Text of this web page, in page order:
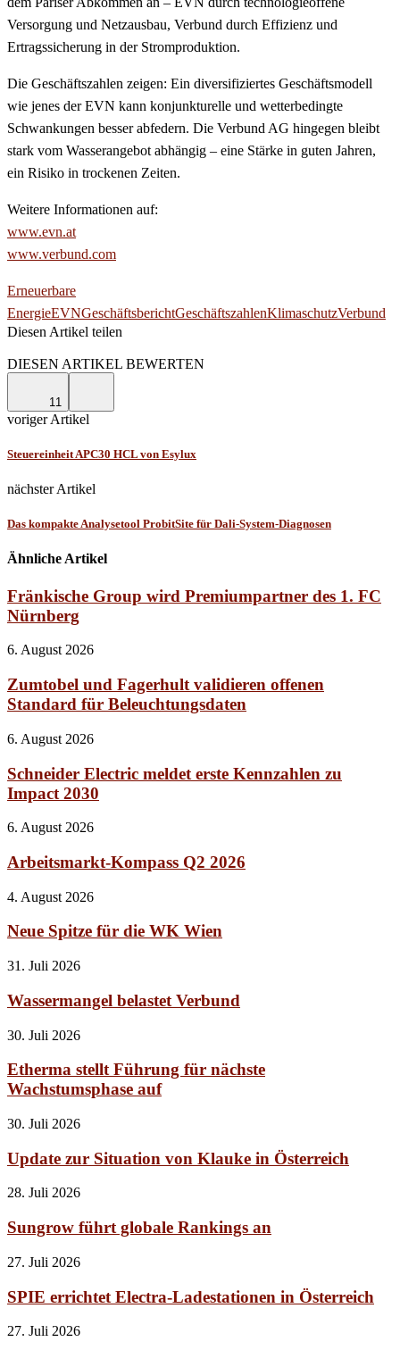
Versorgung und Netzausbau, Verbund durch Effizienz und
Ertragssicherung in der Stromproduktion.
Die Geschäftszahlen zeigen: Ein diversifiziertes Geschäftsmodell
wie jenes der EVN kann konjunkturelle und wetterbedingte
Schwankungen besser abfedern. Die Verbund AG hingegen bleibt
stark vom Wasserangebot abhängig – eine Stärke in guten Jahren,
ein Risiko in trockenen Zeiten.
Weitere Informationen auf:
www.evn.at
www.verbund.com
Erneuerbare
EnergieEVNGeschäftsberichtGeschäftszahlenKlimaschutzVerbund
Diesen Artikel teilen
DIESEN ARTIKEL BEWERTEN
11
voriger Artikel
Steuereinheit APC30 HCL von Esylux
nächster Artikel
Das kompakte Analysetool ProbitSite für Dali-System-Diagnosen
Ähnliche Artikel
Fränkische Group wird Premiumpartner des 1. FC
Nürnberg
6. August 2026
Zumtobel und Fagerhult validieren offenen
Standard für Beleuchtungsdaten
6. August 2026
Schneider Electric meldet erste Kennzahlen zu
Impact 2030
6. August 2026
Arbeitsmarkt-Kompass Q2 2026
4. August 2026
Neue Spitze für die WK Wien
31. Juli 2026
Wassermangel belastet Verbund
30. Juli 2026
Etherma stellt Führung für nächste
Wachstumsphase auf
30. Juli 2026
Update zur Situation von Klauke in Österreich
28. Juli 2026
Sungrow führt globale Rankings an
27. Juli 2026
SPIE errichtet Electra-Ladestationen in Österreich
27. Juli 2026